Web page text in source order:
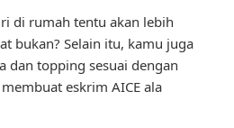
di rumah tentu akan lebih
bukan? Selain itu, kamu juga
dan topping sesuai dengan
eskrim AICE ala